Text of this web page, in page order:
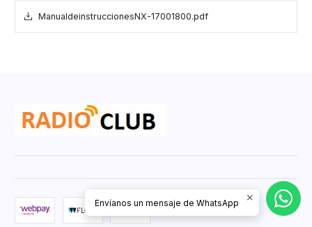
ManualdeinstruccionesNX-17001800.pdf
Envíanos un mensaje de WhatsApp